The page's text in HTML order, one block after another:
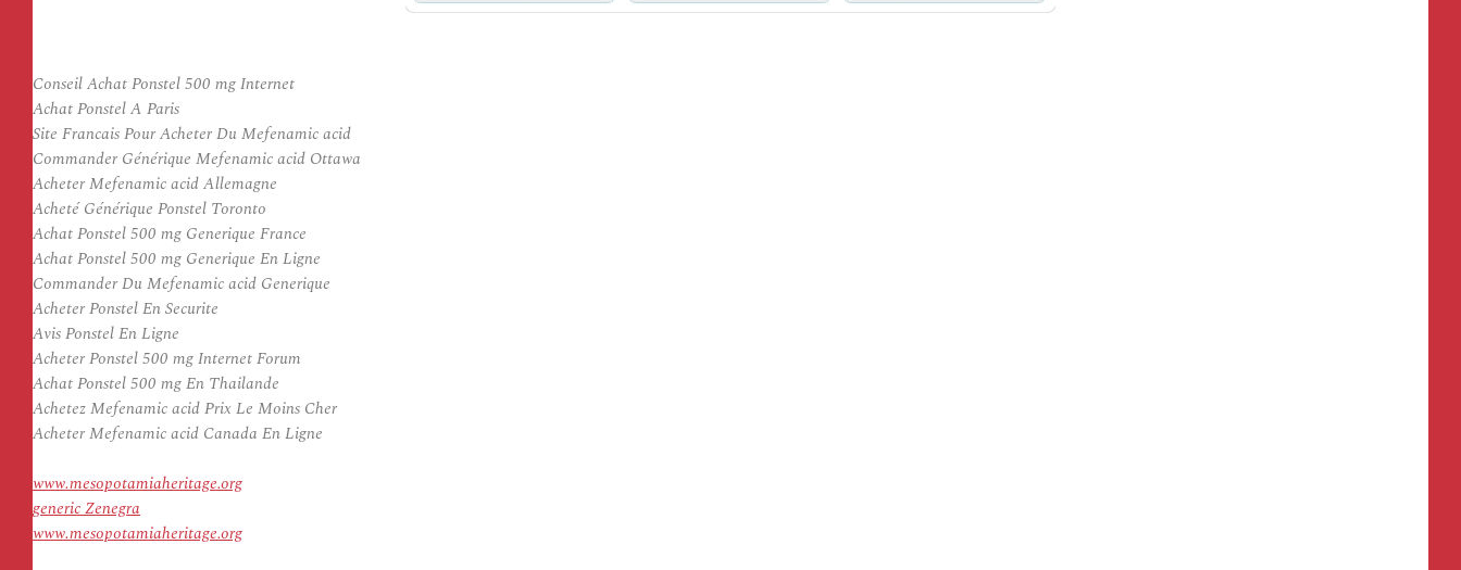
Conseil Achat Ponstel 500 mg Internet
Achat Ponstel A Paris
Site Francais Pour Acheter Du Mefenamic acid
Commander Générique Mefenamic acid Ottawa
Acheter Mefenamic acid Allemagne
Acheté Générique Ponstel Toronto
Achat Ponstel 500 mg Generique France
Achat Ponstel 500 mg Generique En Ligne
Commander Du Mefenamic acid Generique
Acheter Ponstel En Securite
Avis Ponstel En Ligne
Acheter Ponstel 500 mg Internet Forum
Achat Ponstel 500 mg En Thailande
Achetez Mefenamic acid Prix Le Moins Cher
Acheter Mefenamic acid Canada En Ligne
www.mesopotamiaheritage.org
generic Zenegra
www.mesopotamiaheritage.org